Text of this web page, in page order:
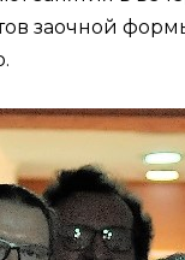
заочной